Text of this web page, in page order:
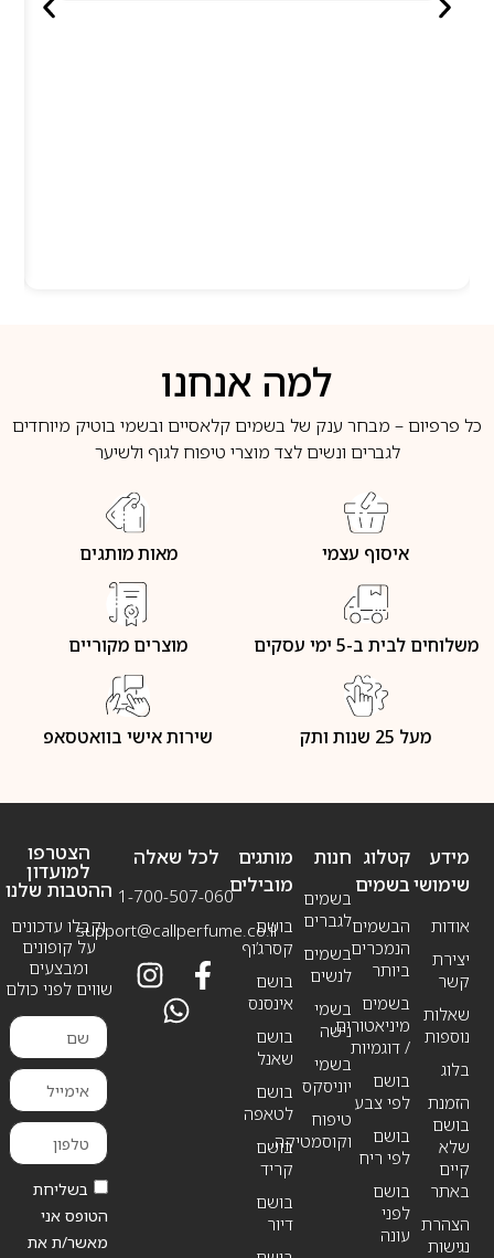
למה אנחנו
כל פרפיום – מבחר ענק של בשמים קלאסיים ובשמי בוטיק מיוחדים
לגברים ונשים לצד מוצרי טיפוח לגוף ולשיער
איסוף עצמי מאות מותגים
משלוחים לבית ב-5 ימי עסקים מוצרים מקוריים
מעל 25 שנות ותק שירות אישי בוואטסאפ
מידע
שימושי
אודות
יצירת
קשר
שאלות
נוספות
בלוג
הזמנת
בושם
שלא
קיים
באתר
הצהרת
נגישות
חנות
בשמים
לגברים
בשמים
לנשים
בשמי
נישה
בשמי
יוניסקס
טיפוח
וקוסמטיקה
קטלוג
בשמים
הבשמים
הנמכרים
ביותר
בשמים
מיניאטורים
/ דוגמיות
בושם
לפי צבע
בושם
לפי ריח
בושם
לפני
עונה
מותגים
מובילים
בושם
קסרג’וף
בושם
אינסנס
בושם
שאנל
בושם
לטאפה
בושם
קריד
בושם
דיור
לכל שאלה
1-700-507-060
support@callperfume.co.il
הצטרפו
למועדון
ההטבות שלנו
וקבלו עדכונים
על קופונים
ומבצעים
שווים לפני כולם
בשליחת
הטופס אני
מאשר/ת את